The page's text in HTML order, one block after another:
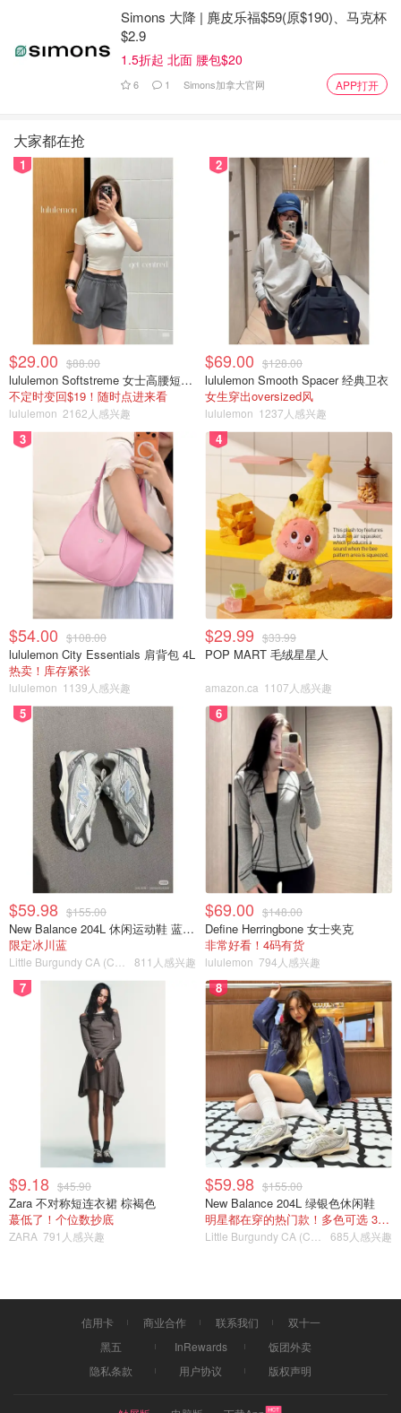
有限的客户支持选项
没有选择让税务专家来审查你的报税单
2. TurboTax
TurboTax有多种级别的服务可供选择。如果你想免费做，只
有一个选择，但还有很多其他的付费选项--我们统计了一
下，对于那些想自己报税的人，有5个选项，如果你想让报
税专家帮你报税，还有几个选项。
该公司的准确性保证很多，令人印象深刻--他们总共提供了
6项保证：
100%准确计算的保证
最大省税保证--否则退钱
100%准确，专家认可的保证
全面服务保证
审计支持保证
满意度保证
然而，就不完善之处而言，TurboTax确实有几个值得考虑的
地方。免费版不能识别省税机会，也没有审计支持，等等，
这是个遗憾。而且，免费版还明显缺乏客户支持选项--不
过，付费客户可以通过多种沟通渠道无限次地与税务专家联
系。
TurboTax的优缺点
TurboTax有很多值得喜爱的地方，但也有一些令人沮丧的细
节。以下是我们对免费TurboTax税务软件最喜欢和最不喜欢
的地方的概述。
优点：
多种准确性和满意度保证
易于使用，循序渐进的过程
为你搜索400多项扣除和抵免项目
提供自动税收计算
缺点：
有限的客户服务支持选项
不太适合复杂的税务情况
3. H&R Block
H&R Block于20世纪40年代在密苏里州堪萨斯城成立，在
加拿大已经经营了55年，现在他们在全国有1000多个办公
地点为加拿大人服务。对于H&R Block的税务软件，用户有
三种选择。
豪华套餐，售价19.99元。
当然，任何25岁以下的人--包括学生--无论选择哪种套餐都
可以免费申报，不需要任何额外的附加功能。没有任何收入
限制，你可以很容易地导入税单和RRSP信息，还有一个方
Simons 大降 | 麂皮乐福$59(原$190)、马克杯
$2.9
1.5折起 北面 腰包$20
6 1 Simons加拿大官网 APP打开
大家都在抢
1
$29.00 $88.00
lululemon Softstreme 女士高腰短裤 10cm
不定时变回$19！随时点进来看
lululemon 2162人感兴趣
2
$69.00 $128.00
lululemon Smooth Spacer 经典卫衣
女生穿出oversized风
lululemon 1237人感兴趣
3
$54.00 $108.00
lululemon City Essentials 肩背包 4L
热卖！库存紧张
lululemon 1139人感兴趣
4
$29.99 $33.99
POP MART 毛绒星星人
amazon.ca 1107人感兴趣
5
$59.98 $155.00
New Balance 204L 休闲运动鞋 蓝银色
限定冰川蓝
811人感兴趣
6
$69.00 $148.00
Define Herringbone 女士夹克
非常好看！4码有货
lululemon 794人感兴趣
7
$9.18 $45.90
Zara 不对称短连衣裙 棕褐色
蕞低了！个位数抄底
ZARA 791人感兴趣
8
$59.98 $155.00
New Balance 204L 绿银色休闲鞋
明星都在穿的热门款！多色可选 3.8折
685人感兴趣
信用卡 商业合作 联系我们
双十一
黑五
InRewards
饭团外卖
隐私条款
用户协议 版权声明